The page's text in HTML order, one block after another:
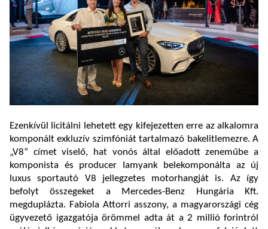
Ezenkívül licitálni lehetett egy kifejezetten erre az alkalomra
komponált exkluzív szimfóniát tartalmazó bakelitlemezre. A
„V8” címet viselő, hat vonós által előadott zeneműbe a
komponista és producer Iamyank belekomponálta az új
luxus sportautó V8 jellegzetes motorhangját is. Az így
befolytösszegeket a Mercedes-Benz Hungária Kft.
megduplázta. Fabiola Attorri asszony, a magyarországi cég
ügyvezető igazgatója örömmel adta át a 2 millió forintról